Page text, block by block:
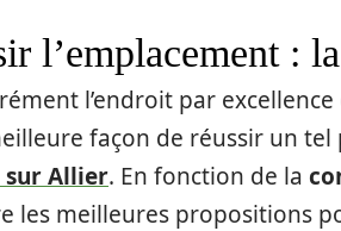
l’emplacement :
l’endroit par
façon de réussir un
sur Allier. En fonction de la
les meilleures propositions